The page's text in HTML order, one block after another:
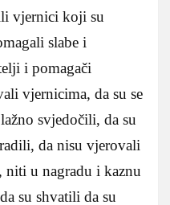
vjernici koji su
slabe i
i pomagači
vjernicima, da su se
svjedočili, da su
da nisu vjerovali
u nagradu i kaznu
su shvatili da su